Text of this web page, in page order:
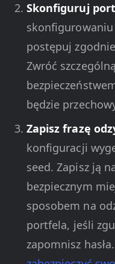
Skonfiguruj
postępuj
Zwróć
będzie
Zapisz frazę
konfiguracji
seed. Zapisz ją
bezpiecznym
sposobem na
portfela, jeśli
zapomnisz